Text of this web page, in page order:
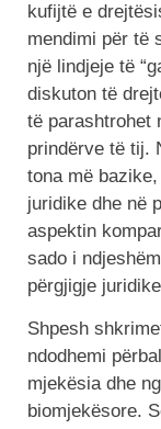
kufijtë e
mendimi për të
një lindjeje të
diskuton të
të parashtrohet
prindërve të tij.
tona më
juridike dhe në
aspektin
sado i
përgjigje
Shpesh
ndodhemi
mjekësia dhe
biomjekësore.